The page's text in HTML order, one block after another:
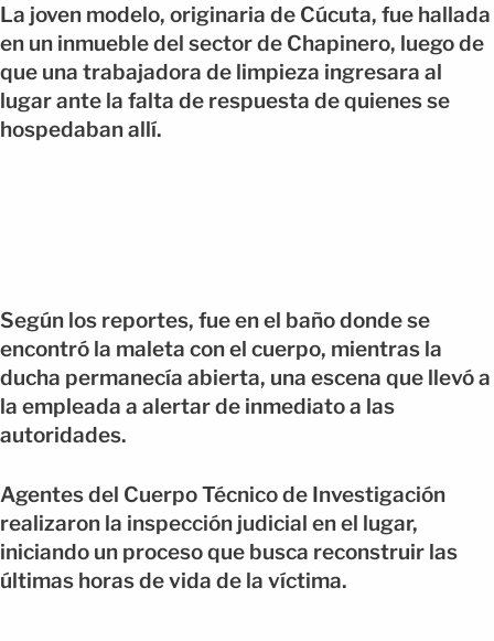
La joven modelo, originaria de Cúcuta, fue hallada
en un inmueble del sector de Chapinero, luego de
que una trabajadora de limpieza ingresara al
lugar ante la falta de respuesta de quienes se
hospedaban allí.
Según los reportes, fue en el baño donde se
encontró la maleta con el cuerpo, mientras la
ducha permanecía abierta, una escena que llevó a
la empleada a alertar de inmediato a las
autoridades.
Agentes del Cuerpo Técnico de Investigación
realizaron la inspección judicial en el lugar,
iniciando un proceso que busca reconstruir las
últimas horas de vida de la víctima.